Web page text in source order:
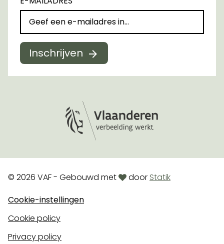
Inschrijven
© 2026 VAF - Gebouwd metlovedoor Statik
Cookie-instellingen
Cookie policy
Privacy policy